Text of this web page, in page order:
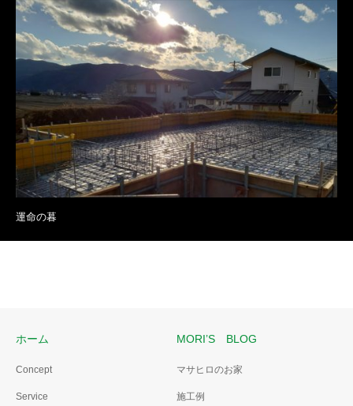
運命の暮
ホーム
Concept
Service
MORI’S BLOG
マサヒロのお家
施工例